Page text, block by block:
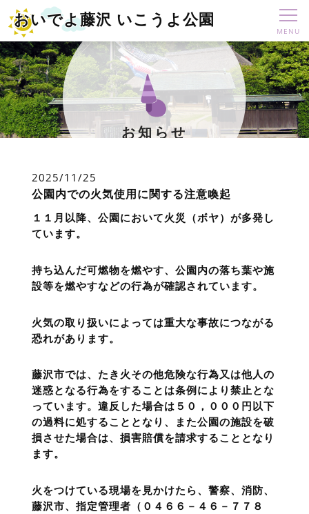
おいでよ藤沢 いこうよ公園
お知らせ
2025/11/25
公園内での火気使用に関する注意喚起
１１月以降、公園において火災（ボヤ）が多発し
ています。
持ち込んだ可燃物を燃やす、公園内の落ち葉や施
設等を燃やすなどの行為が確認されています。
火気の取り扱いによっては重大な事故につながる
恐れがあります。
藤沢市では、たき火その他危険な行為又は他人の
迷惑となる行為をすることは条例により禁止とな
っています。違反した場合は５０，０００円以下
の過料に処することとなり、また公園の施設を破
損させた場合は、損害賠償を請求することとなり
ます。
火をつけている現場を見かけたら、警察、消防、
藤沢市、指定管理者（０４６６－４６－７７８